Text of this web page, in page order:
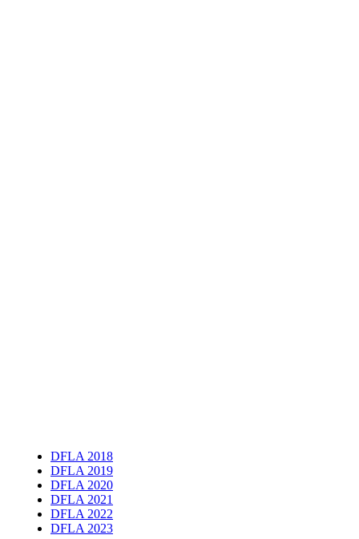
DFLA 2018
DFLA 2019
DFLA 2020
DFLA 2021
DFLA 2022
DFLA 2023